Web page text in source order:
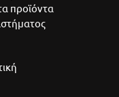
προϊόντα